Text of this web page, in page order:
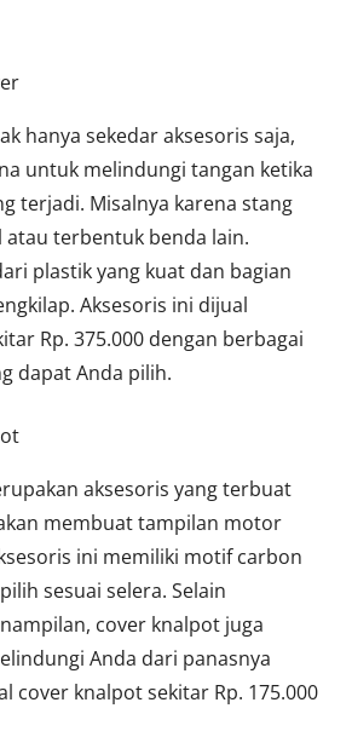
hanya sekedar aksesoris saja,
untuk melindungi tangan ketika
terjadi. Misalnya karena stang
terbentuk benda lain.
plastik yang kuat dan bagian
Aksesoris ini dijual
Rp. 375.000 dengan berbagai
dapat Anda pilih.
aksesoris yang terbuat
membuat tampilan motor
ini memiliki motif carbon
sesuai selera. Selain
cover knalpot juga
Anda dari panasnya
cover knalpot sekitar Rp. 175.000